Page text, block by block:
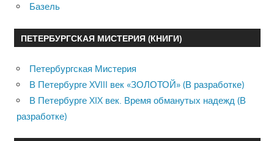
Базель
ПЕТЕРБУРГСКАЯ МИСТЕРИЯ (КНИГИ)
Петербургская Мистерия
В Петербурге XVIII век «ЗОЛОТОЙ» (В разработке)
В Петербурге XIX век. Время обманутых надежд (В
разработке)